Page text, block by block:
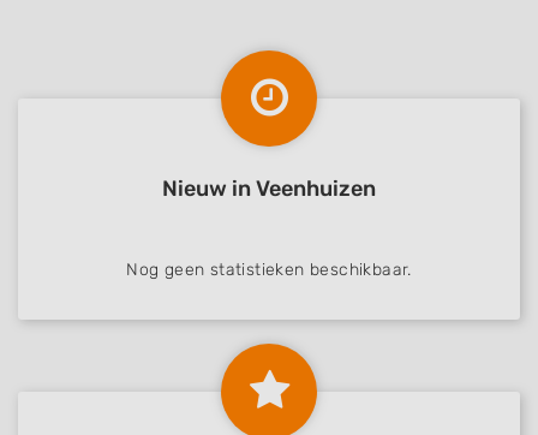
Nieuw in Veenhuizen
Nog geen statistieken beschikbaar.